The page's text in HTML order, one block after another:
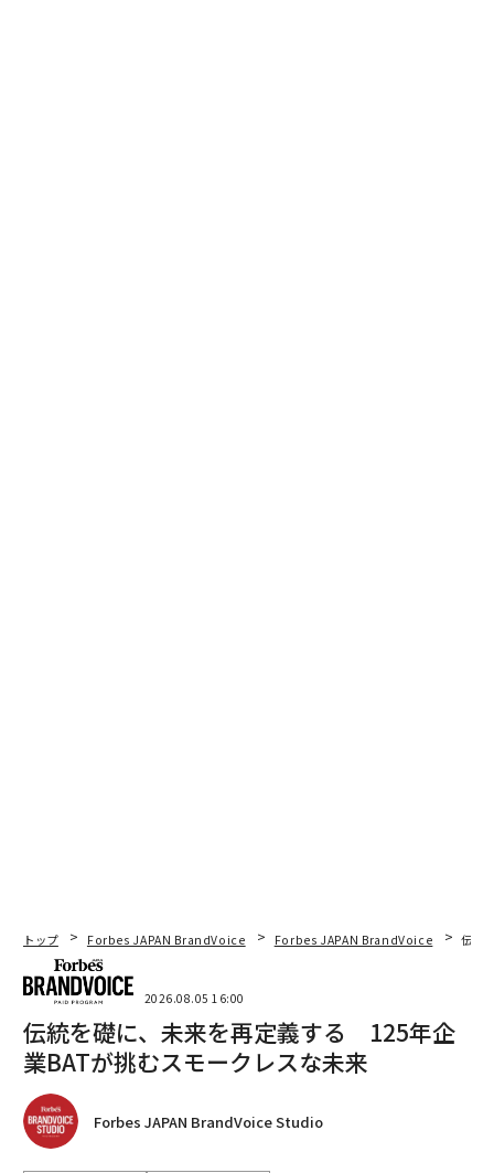
トップ Forbes JAPAN BrandVoice Forbes JAPAN BrandVoice 伝統
2026.08.05 16:00
伝統を礎に、未来を再定義する 125年企
業BATが挑むスモークレスな未来
Forbes JAPAN BrandVoice Studio